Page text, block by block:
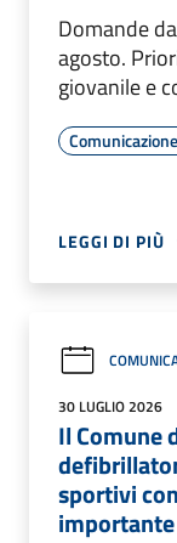
Domande
agosto.
giovanile e
LEGGI DI PIÙ
30 LUGLIO 2026
Il Comune
sportivi